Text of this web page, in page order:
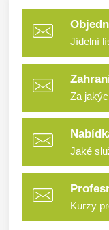
Jídelní
Za
Jaké
Kurzy